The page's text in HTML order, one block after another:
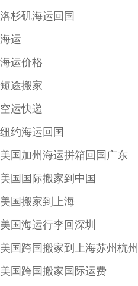
洛杉矶海运回国
海运
海运价格
短途搬家
空运快递
纽约海运回国
美国加州海运拼箱回国广东
美国国际搬家到中国
美国搬家到上海
美国海运行李回深圳
美国跨国搬家到上海苏州杭州
美国跨国搬家国际运费